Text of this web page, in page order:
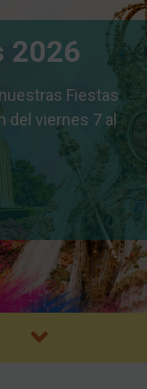
2026
Fiestas
del viernes 7 al